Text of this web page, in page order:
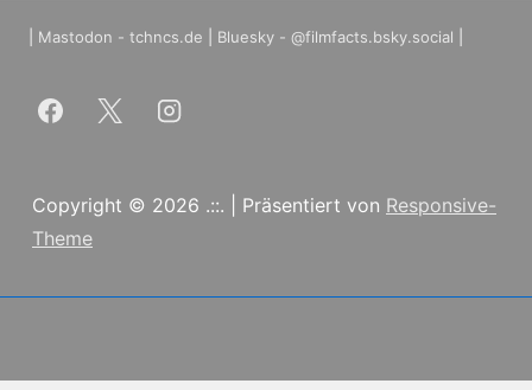
Mastodon - tchncs.de Bluesky - @filmfacts.bsky.social
Copyright © 2026 .::. | Präsentiert von Responsive-
Theme